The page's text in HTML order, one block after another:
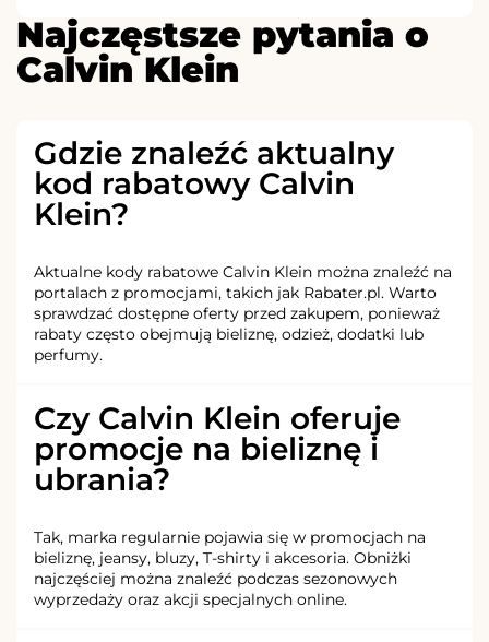
Najczęstsze pytania o
Calvin Klein
Gdzie znaleźć aktualny
kod rabatowy Calvin
Klein?
Aktualne kody rabatowe Calvin Klein można znaleźć na
portalach z promocjami, takich jak Rabater.pl. Warto
sprawdzać dostępne oferty przed zakupem, ponieważ
rabaty często obejmują bieliznę, odzież, dodatki lub
perfumy.
Czy Calvin Klein oferuje
promocje na bieliznę i
ubrania?
Tak, marka regularnie pojawia się w promocjach na
bieliznę, jeansy, bluzy, T-shirty i akcesoria. Obniżki
najczęściej można znaleźć podczas sezonowych
wyprzedaży oraz akcji specjalnych online.